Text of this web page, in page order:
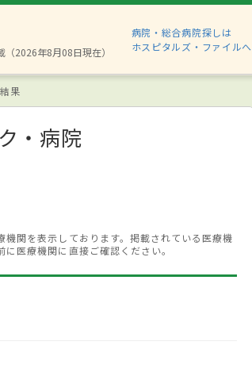
2026年8月08日現在）
病院・総合病院探しは
ホスピタルズ・ファイルへ
果
・病院
関を表示しております。掲載されている医療機
医療機関に直接ご確認ください。